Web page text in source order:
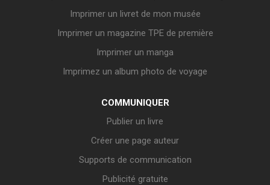
Imprimer un livret de mon musée
Imprimer un magazine TPE de première
Imprimer un manga
Imprimez un album photo de voyage
COMMUNIQUER
Publier un livre
Créer une page auteur
Supports de communication
Publicité gratuite